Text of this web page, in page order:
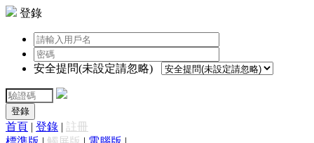
登錄
安全提問(未設定請忽略)
登錄
首頁 | 登錄 | 註冊